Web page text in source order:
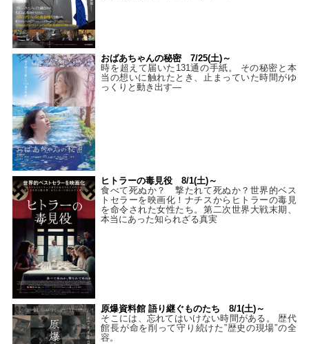
おばあちゃんの秘密 7/25(土)～
時を超えて届いた131通の手紙。 その秘密と本
当の想いに触れたとき、止まっていた時間がゆ
っくりと動き出す―
ヒトラーの毒見役 8/1(土)～
食べて死ぬか？ 撃たれて死ぬか？世界的ベス
トセラーを映画化！ナチスからヒトラーの毒見
を命令された女性たち。第二次世界大戦末期、
本当にあった知られざる真実
原爆資料館 語り継ぐものたち 8/1(土)～
そこには、忘れてはいけない時間がある。 歴代
館長が命を削って守り続けた”歴史の現場”の全
容。